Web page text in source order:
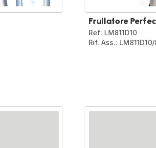
Frullatore
Ref: LM811D10
Rif. Ass.: